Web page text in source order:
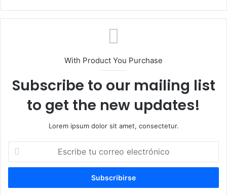
With Product You Purchase
Subscribe to our mailing list
to get the new updates!
Lorem ipsum dolor sit amet, consectetur.
correo